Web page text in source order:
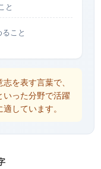
と
こと
を表す言葉で、
いった分野で活躍
しています。